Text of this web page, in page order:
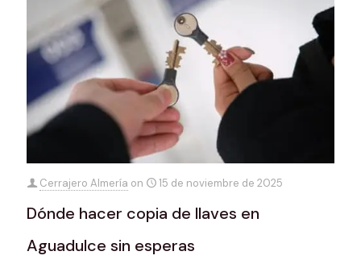
Cerrajero Almería on 15 de noviembre de 2025
Dónde hacer copia de llaves en
Aguadulce sin esperas